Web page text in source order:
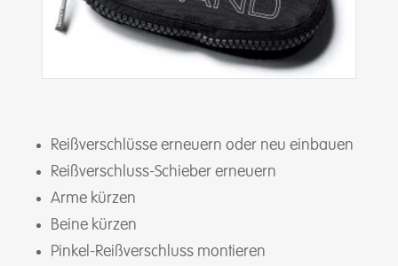
Reißverschlüsse erneuern oder neu einbauen
Reißverschluss-Schieber erneuern
Arme kürzen
Beine kürzen
Pinkel-Reißverschluss montieren